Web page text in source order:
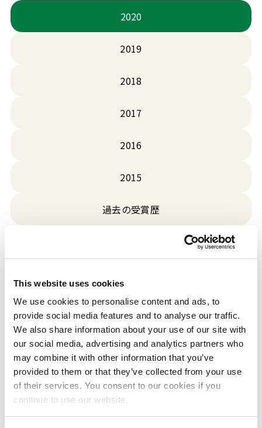
This website uses cookies
We use cookies to personalise content and ads, to
provide social media features and to analyse our traffic.
We also share information about your use of our site with
our social media, advertising and analytics partners who
may combine it with other information that you’ve
provided to them or that they’ve collected from your use
of their services. You consent to our cookies if you
continue to use our website.
2020
2019
2018
2017
2016
2015
過去の受賞歴
2020
高分子科学功績賞
業績
機能性ポリオレフィンの工業化／ポ
リ乳酸の重合技術開発／高分子学会
代表理事・副会長としての貢献